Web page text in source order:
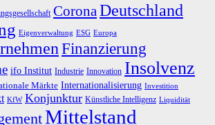
CoronaDeutschland
Eigenverwaltung ESG Europa
Finanzierung
ifo Institut Industrie Innovation Insolvenz
Märkte Internationalisierung Investition
KfW Konjunktur Künstliche Intelligenz Liquidität
Mittelstand